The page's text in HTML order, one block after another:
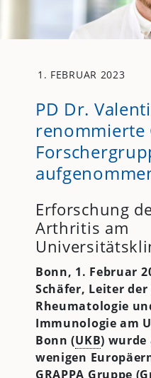
1. FEBRUAR 2023
PD Dr.
renommierte
Erforschung
Arthritis am
Bonn, 1. Februar
Schäfer, Leiter der
Rheumatologie
Immunologie am
Bonn (UKB) wurde
wenigen
GRAPPA Gruppe